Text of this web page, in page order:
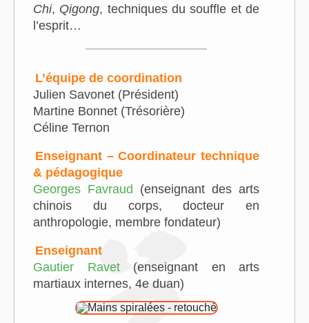
Chi, Qigong, techniques du souffle et de
l’esprit…
L’équipe de coordination
Julien Savonet (Président)
Martine Bonnet (Trésorière)
Céline Ternon
Enseignant – Coordinateur technique
& pédagogique
Georges Favraud (enseignant des arts
chinois du corps, docteur en
anthropologie, membre fondateur)
Enseignant
Gautier Ravet(enseignant en arts
martiaux internes, 4e duan)